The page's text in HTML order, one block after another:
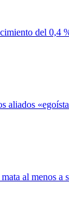
del 0,4
aliados
al menos a